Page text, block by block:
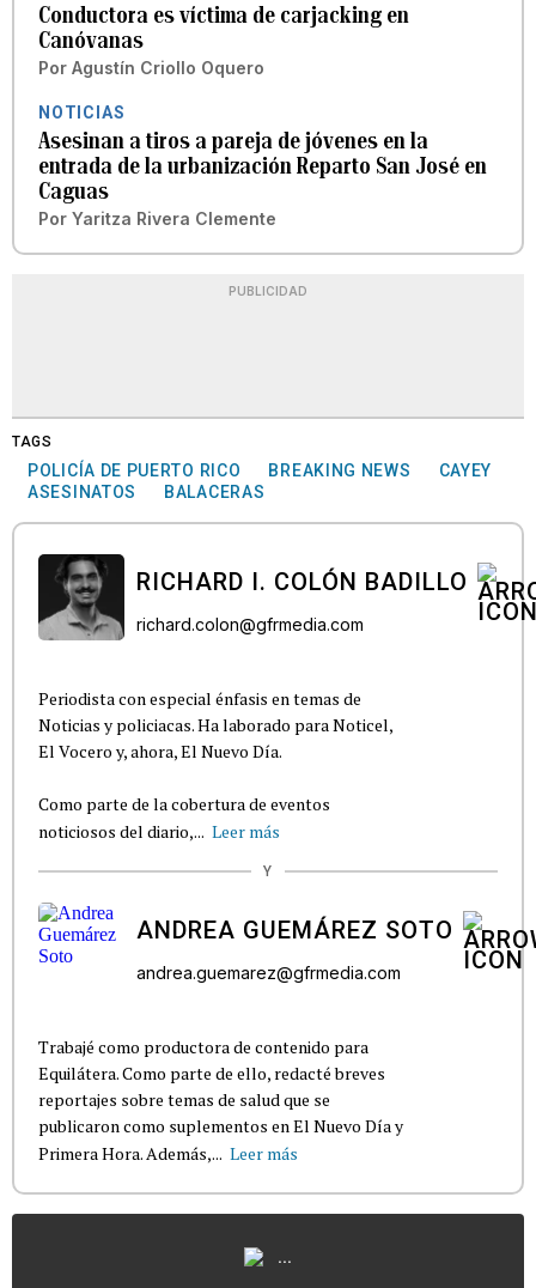
Conductora es víctima de carjacking en
Canóvanas
Por Agustín Criollo Oquero
NOTICIAS
Asesinan a tiros a pareja de jóvenes en la
entrada de la urbanización Reparto San José en
Caguas
Por Yaritza Rivera Clemente
PUBLICIDAD
TAGS
POLICÍA DE PUERTO RICO BREAKING NEWS
CAYEY
ASESINATOS
BALACERAS
RICHARD I. COLÓN BADILLO
richard.colon@gfrmedia.com
Periodista con especial énfasis en temas de
Noticias y policiacas. Ha laborado para Noticel,
El Vocero y, ahora, El Nuevo Día.
Como parte de la cobertura de eventos
noticiosos del diario,... Leer más
Y
ANDREA GUEMÁREZ SOTO
andrea.guemarez@gfrmedia.com
Trabajé como productora de contenido para
Equilátera. Como parte de ello, redacté breves
reportajes sobre temas de salud que se
publicaron como suplementos en El Nuevo Día y
Primera Hora. Además,... Leer más
...